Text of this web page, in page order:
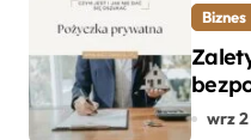
Biznes
wrz